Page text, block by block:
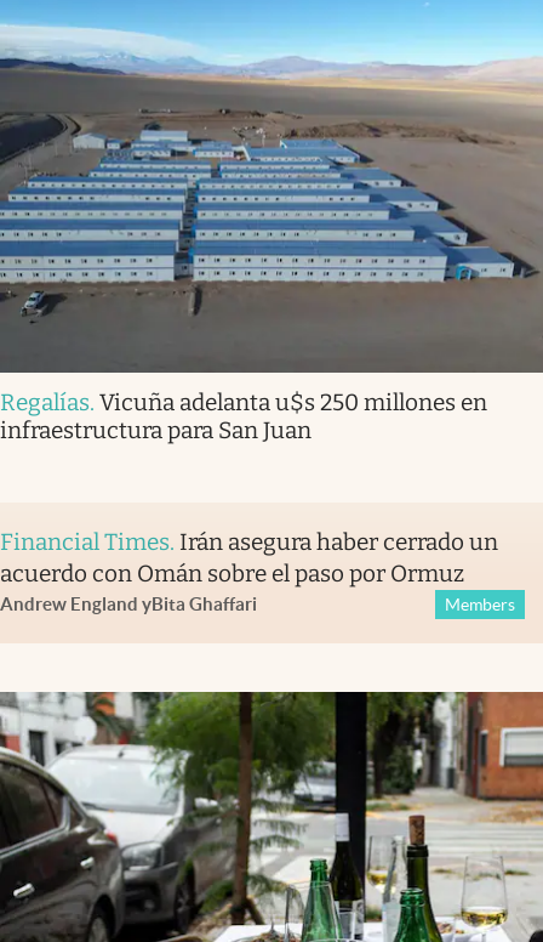
Regalías. Vicuña adelanta u$s 250 millones en
infraestructura para San Juan
Financial Times. Irán asegura haber cerrado un
acuerdo con Omán sobre el paso por Ormuz
Andrew England yBita Ghaffari Members